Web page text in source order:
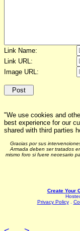
Link Name:
Link URL:
Image URL:
"We use cookies and
best experience for our
shared with third parties
Gracias por sus
Armada deben ser tratados
mismo foro si fuere necesario
Create Your
Privacy Policy.